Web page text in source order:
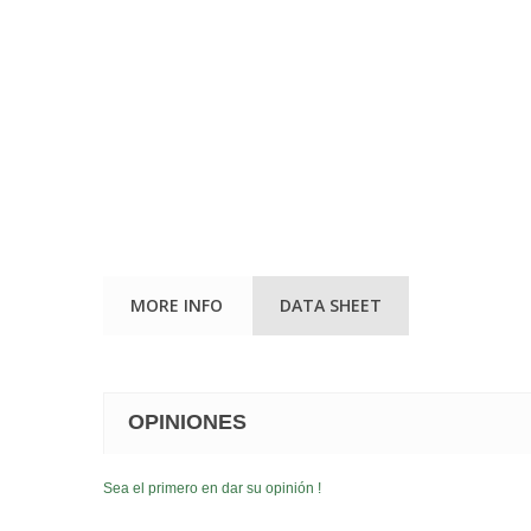
MORE INFO DATA SHEET
OPINIONES
Sea el primero en dar su opinión !